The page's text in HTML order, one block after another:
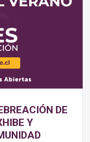
DE
Y